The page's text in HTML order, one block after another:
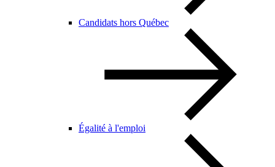
Candidats hors Québec
Égalité à l'emploi